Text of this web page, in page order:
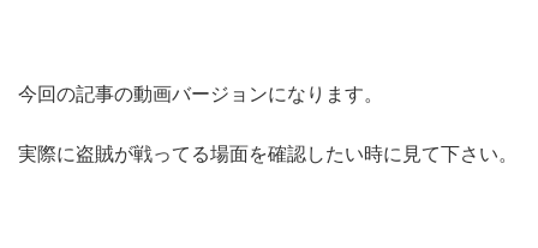
今回の記事の動画バージョンになります。
実際に盗賊が戦ってる場面を確認したい時に見て下さい。